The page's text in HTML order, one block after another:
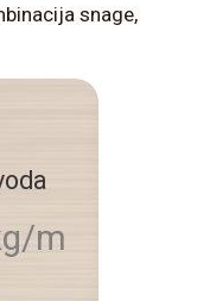
snage,
m